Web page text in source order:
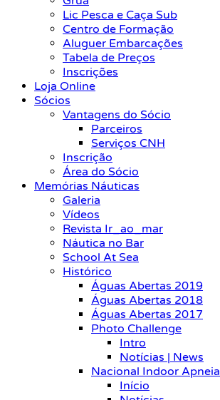
Lic Pesca e Caça Sub
Centro de Formação
Aluguer Embarcações
Tabela de Preços
Inscrições
Loja Online
Sócios
Vantagens do Sócio
Parceiros
Serviços CNH
Inscrição
Área do Sócio
Memórias Náuticas
Galeria
Vídeos
Revista Ir_ao_mar
Náutica no Bar
School At Sea
Histórico
Águas Abertas 2019
Águas Abertas 2018
Águas Abertas 2017
Photo Challenge
Intro
Notícias | News
Nacional Indoor
Início